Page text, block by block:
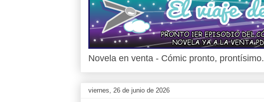
Novela en venta - Cómic pronto, prontísimo.
viernes, 26 de junio de 2026